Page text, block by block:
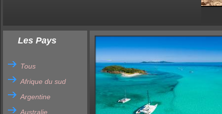
Les Pays
Tous
Afrique du sud
Argentine
Australie